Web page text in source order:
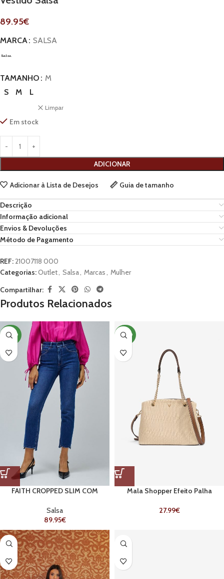
89.95€
MARCA SALSA
TAMANHO
M
S
M L
Limpar
Em stock
ADICIONAR
Adicionar à Lista de Desejos Guia de tamanho
Descrição
Informação adicional
Envios & Devoluções
Método de Pagamento
REF:21007118 000
Categorias:Outlet, Salsa, Marcas, Mulher
Compartilhar:
Produtos Relacionados
NOVO
FAITH CROPPED SLIM COM
Salsa
89.95€
NOVO
Mala Shopper Efeito Palha
27.99€